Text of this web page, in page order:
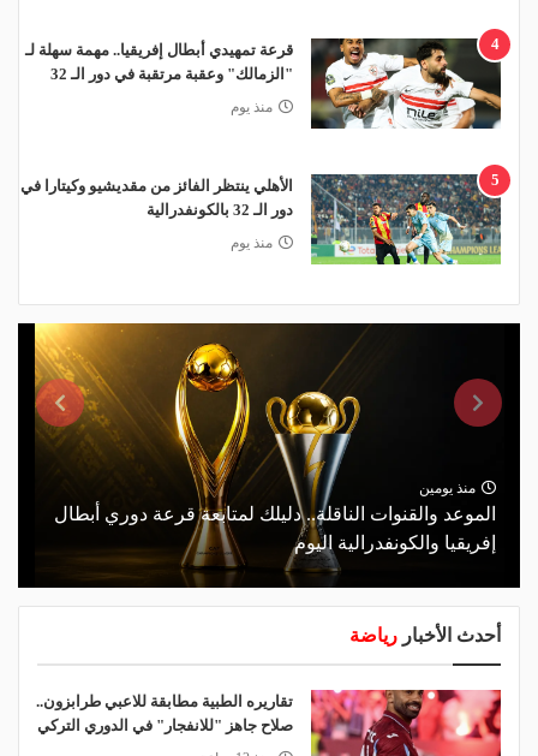
4
قرعة تمهيدي أبطال إفريقيا.. مهمة سهلة لـ
"الزمالك" وعقبة مرتقبة في دور الـ 32
منذ يوم
5
الأهلي ينتظر الفائز من مقديشيو وكيتارا في
دور الـ 32 بالكونفدرالية
منذ يوم
منذ يومين
الموعد والقنوات الناقلة.. دليلك لمتابعة قرعة دوري أبطال
إفريقيا والكونفدرالية اليوم
أحدث الأخبار رياضة
تقاريره الطبية مطابقة للاعبي طرابزون..
صلاح جاهز "للانفجار" في الدوري التركي